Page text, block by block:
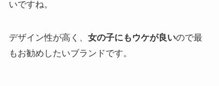
いですね。
デザイン性が高く、 女の子にもウケが良いので最
もお勧めしたいブランドです。